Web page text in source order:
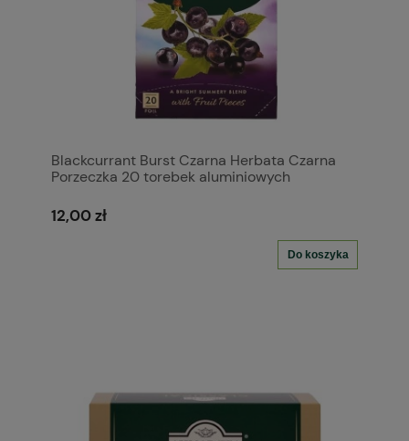
Blackcurrant Burst Czarna Herbata Czarna
Porzeczka 20 torebek aluminiowych
12,00 zł
Do koszyka